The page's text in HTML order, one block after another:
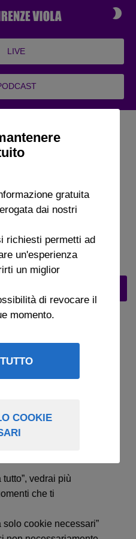
LIVE
gratuita
dai nostri
richiesti permetti ad
un'esperienza
un miglior
di revocare il
momento.
COOKIE
vedrai più
che ti
cookie necessari”